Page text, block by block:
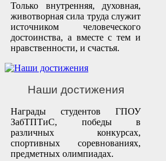
Только внутренняя, духовная,
животворная сила труда служит
источником человеческого
достоинства, а вместе с тем и
нравственности, и счастья.
Наши достижения
Награды студентов ГПОУ
ЗабТПТиС, победы в
различных конкурсах,
спортивных соревнованиях,
предметных олимпиадах.